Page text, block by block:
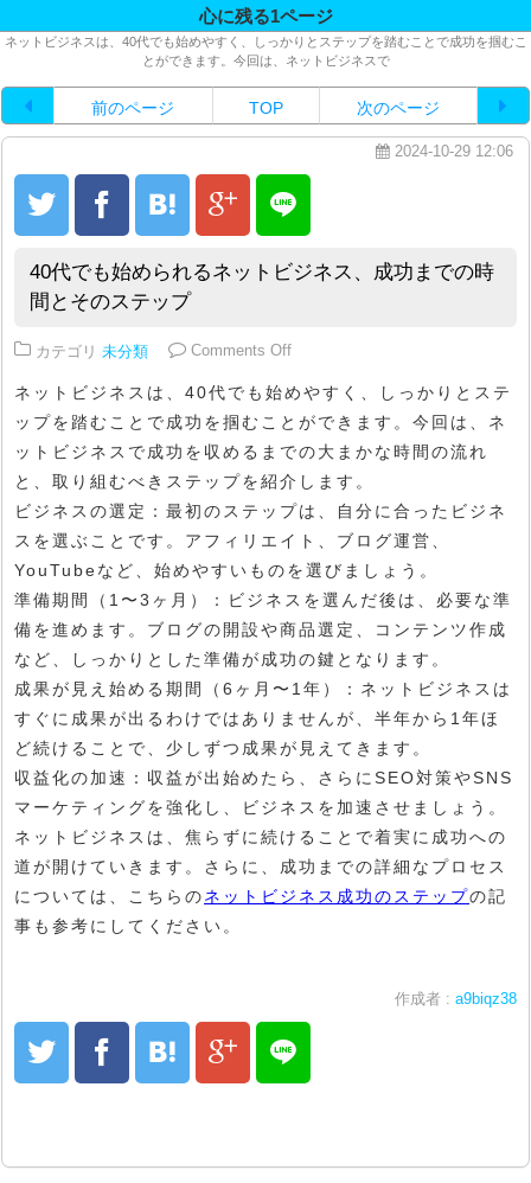
心に残る1ページ
ネットビジネスは、40代でも始めやすく、しっかりとステップを踏むことで成功を掴むこ
とができます。今回は、ネットビジネスで
前のページ TOP 次のページ
2024-10-29 12:06
40代でも始められるネットビジネス、成功までの時
間とそのステップ
カテゴリ 未分類 Comments Offon 40代でも始められるネットビ
ネットビジネスは、40代でも始めやすく、しっかりとステ
ップを踏むことで成功を掴むことができます。今回は、ネ
ットビジネスで成功を収めるまでの大まかな時間の流れ
と、取り組むべきステップを紹介します。
ビジネスの選定：最初のステップは、自分に合ったビジネ
スを選ぶことです。アフィリエイト、ブログ運営、
YouTubeなど、始めやすいものを選びましょう。
準備期間（1〜3ヶ月）：ビジネスを選んだ後は、必要な準
備を進めます。ブログの開設や商品選定、コンテンツ作成
など、しっかりとした準備が成功の鍵となります。
成果が見え始める期間（6ヶ月〜1年）：ネットビジネスは
すぐに成果が出るわけではありませんが、半年から1年ほ
ど続けることで、少しずつ成果が見えてきます。
収益化の加速：収益が出始めたら、さらにSEO対策やSNS
マーケティングを強化し、ビジネスを加速させましょう。
ネットビジネスは、焦らずに続けることで着実に成功への
道が開けていきます。さらに、成功までの詳細なプロセス
については、こちらのネットビジネス成功のステップの記
事も参考にしてください。
作成者 : a9biqz38